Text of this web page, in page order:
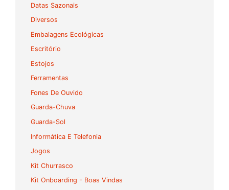
Datas Sazonais
Diversos
Embalagens Ecológicas
Escritório
Estojos
Ferramentas
Fones De Ouvido
Guarda-Chuva
Guarda-Sol
Informática E Telefonia
Jogos
Kit Churrasco
Kit Onboarding - Boas Vindas